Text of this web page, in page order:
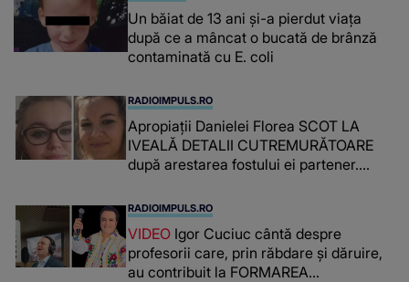
Un băiat de 13 ani și-a pierdut viața
după ce a mâncat o bucată de brânză
contaminată cu E. coli
RADIOIMPULS.RO
Apropiații Danielei Florea SCOT LA
IVEALĂ DETALII CUTREMURĂTOARE
după arestarea fostului ei partener.
românca ucisă în Italia și ascunsă în
lada unui pat: " Îmi pare rău că nu am
reușit să fac mai mult pentru ea și..."
RADIOIMPULS.RO
VIDEO Igor Cuciuc cântă despre
profesorii care, prin răbdare și dăruire,
au contribuit la FORMAREA